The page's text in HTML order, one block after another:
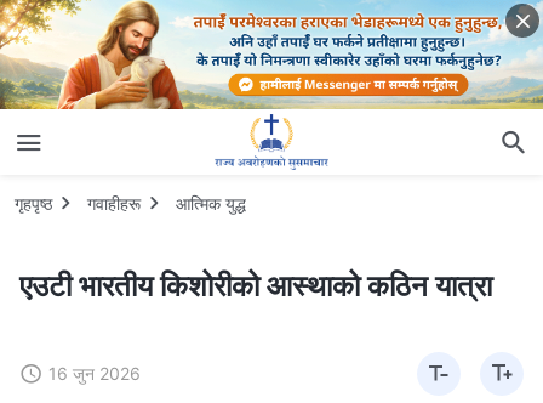
गृहपृष्ठ गवाहीहरू आत्मिक युद्ध
एउटी भारतीय किशोरीको आस्थाको कठिन यात्रा
16 जुन 2026